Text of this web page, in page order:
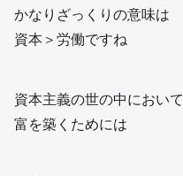
かなりざっくりの意味は
資本＞労働ですね
資本主義の世の中において
富を築くためには